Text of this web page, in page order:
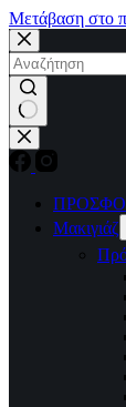
Μετάβαση στο
No
results
Μακιγιάζ